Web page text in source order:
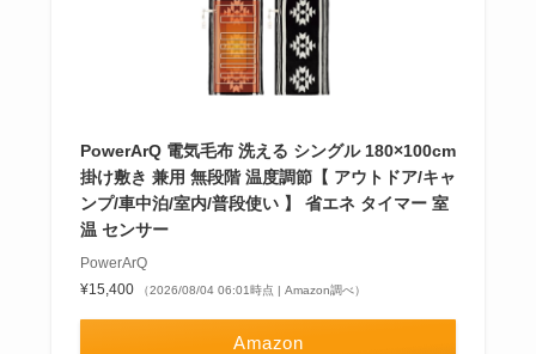
PowerArQ 電気毛布 洗える シングル 180×100cm
掛け敷き 兼用 無段階 温度調節【 アウトドア/キャ
ンプ/車中泊/室内/普段使い 】 省エネ タイマー 室
温 センサー
PowerArQ
¥15,400
（2026/08/04 06:01時点 | Amazon調べ）
Amazon